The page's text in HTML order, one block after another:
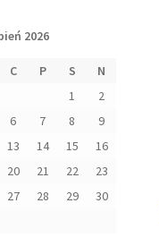
2026
C P S
N
1
2
6 7 8
9
13 14 15
16
20 21 22
23
27 28 29
30